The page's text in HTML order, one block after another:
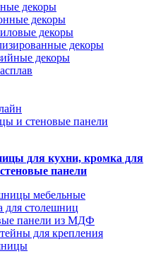
декоры
декоры
декоры
декоры
декоры
для кухни, кромка для
панели
мебельные
для столешниц
панели из МДФ
для крепления